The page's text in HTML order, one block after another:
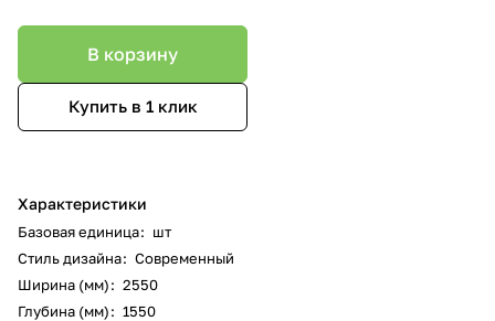
В корзину
Купить в 1 клик
Характеристики
Базовая единица: шт
Стиль дизайна: Современный
Ширина (мм): 2550
Глубина (мм): 1550